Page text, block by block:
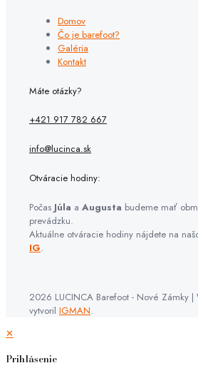
Domov
Čo je barefoot?
Galéria
Kontakt
Máte otázky?
+421 917 782 667
info@lucinca.sk
Otváracie hodiny:
Počas Júla a Augusta budeme mať
prevádzku.
Aktuálne otváracie hodiny nájdete na
IG.
2026 LUCINCA Barefoot - Nové Zámky |
vytvoril IGMAN.
✕
Prihlásenie